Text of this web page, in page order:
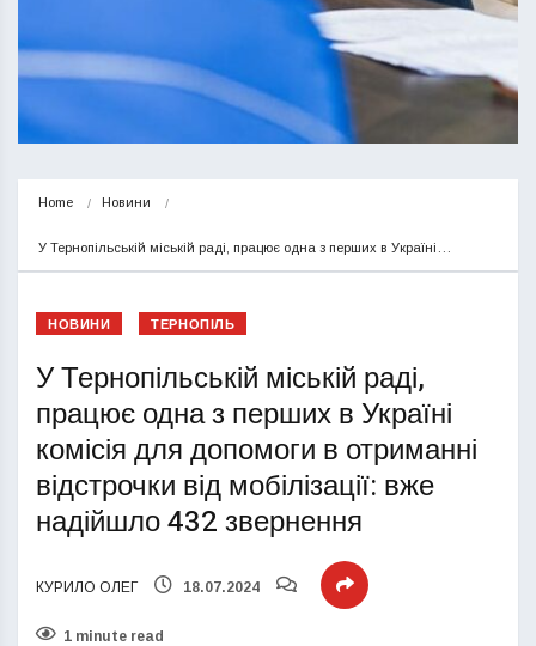
Home Новини
У Тернопільській міській раді, працює одна з перших в Україні…
НОВИНИ ТЕРНОПІЛЬ
У Тернопільській міській раді,
працює одна з перших в Україні
комісія для допомоги в отриманні
відстрочки від мобілізації: вже
надійшло 432 звернення
КУРИЛО ОЛЕГ 18.07.2024
1 minute read